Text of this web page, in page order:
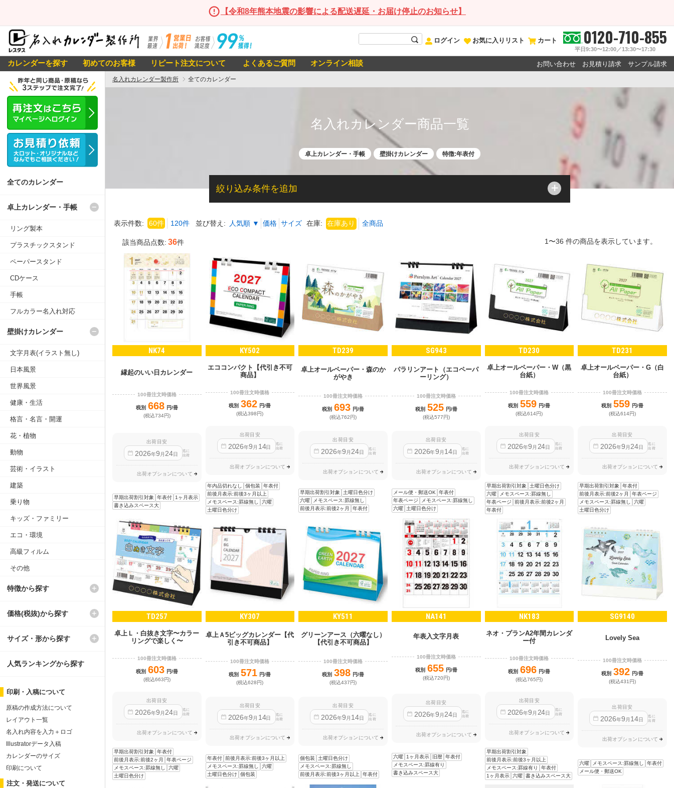
【令和8年熊本地震の影響による配送遅延・お届け停止のお知らせ】
ログイン お気に入りリスト カート 0120-710-855
平日9:30〜12:00／13:30〜17:30
カレンダーを探す 初めてのお客様 リピート注文について よくあるご質問 オンライン相談 お問い合わせ お見積り請求 サンプル請求
名入れカレンダー製作所 全てのカレンダー
名入れカレンダー商品一覧
卓上カレンダー・手帳 壁掛けカレンダー 特徴:年表付
絞り込み条件を追加
表示件数: 60件 120件 並び替え: 人気順 ▼ 価格 サイズ 在庫:
該当商品点数: 36件 1〜36 件の商品を表示しています。
NK74
縁起のいい日カレンダー
100冊注文時価格
税別 668 円/冊
(税込734円)
出荷目安
2026年9 月 24日
迄に
出荷
出荷オプションについて
早期出荷割引対象 年表付
1ヶ月表示
書き込みスペース大
KY502
エココンパクト【代引き不可
商品】
100冊注文時価格
税別 362 円/冊
(税込398円)
出荷目安
2026年9 月 14日
迄に
出荷
出荷オプションについて
年内品切れなし 個包装
年表付
前後月表示:前後3ヶ月以上
メモスペース:罫線無し
六曜
土曜日色分け
TD239
卓上オールペーパー・森のか
がやき
100冊注文時価格
税別 693 円/冊
(税込762円)
出荷目安
2026年9 月 24日
迄に
出荷
出荷オプションについて
早期出荷割引対象
土曜日色分け
六曜
メモスペース:罫線無し
前後月表示:前後2ヶ月
年表付
SG943
パラリンアート（エコペーパ
ーリング）
100冊注文時価格
税別 525 円/冊
(税込577円)
出荷目安
2026年9 月 14日
迄に
出荷
出荷オプションについて
メール便・郵送OK
年表付
年表ページ
メモスペース:罫線無し
六曜
土曜日色分け
TD230
卓上オールペーパー・W（黒
台紙）
100冊注文時価格
税別 559 円/冊
(税込614円)
出荷目安
2026年9 月 24日
迄に
出荷
出荷オプションについて
早期出荷割引対象
土曜日色分け
六曜
メモスペース:罫線無し
年表ページ
前後月表示:前後2ヶ月
年表付
TD231
卓上オールペーパー・G（白
台紙）
100冊注文時価格
税別 559 円/冊
(税込614円)
出荷目安
2026年9 月24日
迄に
出荷
出荷オプションについて
早期出荷割引対象
年表付
前後月表示:前後2ヶ月
年表ページ
メモスペース:罫線無し
六曜
土曜日色分け
TD257
卓上Ｌ・白抜き文字〜カラー
リングで楽しく〜
100冊注文時価格
税別 603 円/冊
(税込663円)
出荷目安
2026年9 月 24日
迄に
出荷
出荷オプションについて
早期出荷割引対象
年表付
前後月表示:前後2ヶ月
年表ページ
メモスペース:罫線無し
六曜
土曜日色分け
KY307
卓上Ａ5ビッグカレンダー【代
引き不可商品】
100冊注文時価格
税別 571 円/冊
(税込628円)
出荷目安
2026年9 月 14日
迄に
出荷
出荷オプションについて
年表付 前後月表示:前後3ヶ月以上
メモスペース:罫線無し
六曜
土曜日色分け
個包装
KY511
グリーンアース（六曜なし）
【代引き不可商品】
100冊注文時価格
税別 398 円/冊
(税込437円)
出荷目安
2026年9 月 14日
迄に
出荷
出荷オプションについて
個包装
土曜日色分け
メモスペース:罫線無し
前後月表示:前後3ヶ月以上
年表付
NA141
年表入文字月表
100冊注文時価格
税別 655 円/冊
(税込720円)
出荷目安
2026年9 月 24日
迄に
出荷
出荷オプションについて
六曜 1ヶ月表示 旧暦 年表付
メモスペース:罫線有り
書き込みスペース大
NK183
ネオ・プランA2年間カレンダ
ー付
100冊注文時価格
税別 696 円/冊
(税込765円)
出荷目安
2026年9 月 24日
迄に
出荷
出荷オプションについて
早期出荷割引対象
前後月表示:前後3ヶ月以上
メモスペース:罫線有り
年表付
1ヶ月表示 六曜 書き込みスペース大
SG9140
Lovely Sea
100冊注文時価格
税別 392 円/冊
(税込431円)
出荷目安
2026年9 月 14日
迄に
出荷
出荷オプションについて
六曜 メモスペース:罫線無し
年表付
メール便・郵送OK
全てのカレンダー
卓上カレンダー・手帳
リング製本
プラスチックスタンド
ペーパースタンド
CDケース
手帳
フルカラー名入れ対応
壁掛けカレンダー
文字月表(イラスト無し)
日本風景
世界風景
健康・生活
格言・名言・開運
花・植物
動物
芸術・イラスト
建築
乗り物
キッズ・ファミリー
エコ・環境
高級フィルム
その他
特徴から探す
価格(税抜)から探す
サイズ・形から探す
人気ランキングから探す
印刷・入稿について
原稿の作成方法について
レイアウト一覧
名入れ内容を入力＋ロゴ
Illustratorデータ入稿
カレンダーのサイズ
印刷について
注文・発送について